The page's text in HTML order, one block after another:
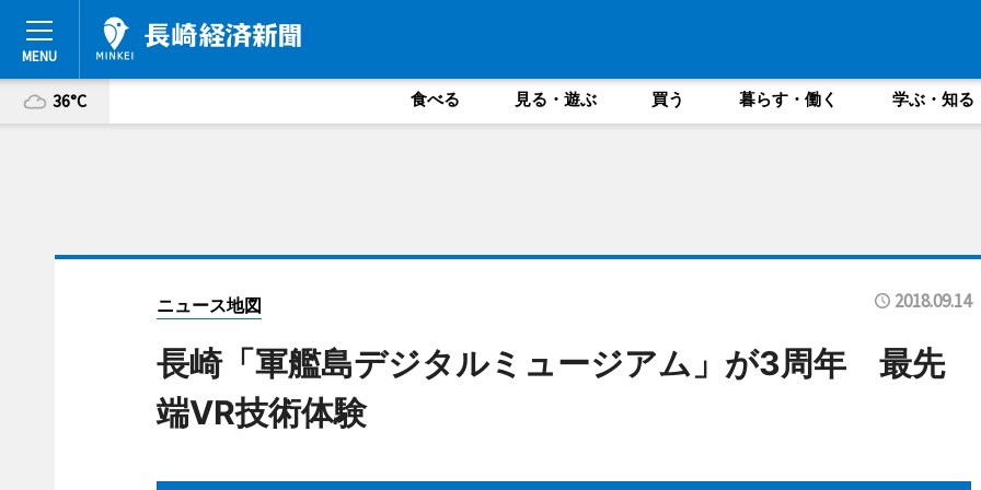
36°C 食べる 見る・遊ぶ 買う 暮らす・働く 学ぶ・知る
ニュース地図 2018.09.14
長崎「軍艦島デジタルミュージアム」が3周年 最先
端VR技術体験